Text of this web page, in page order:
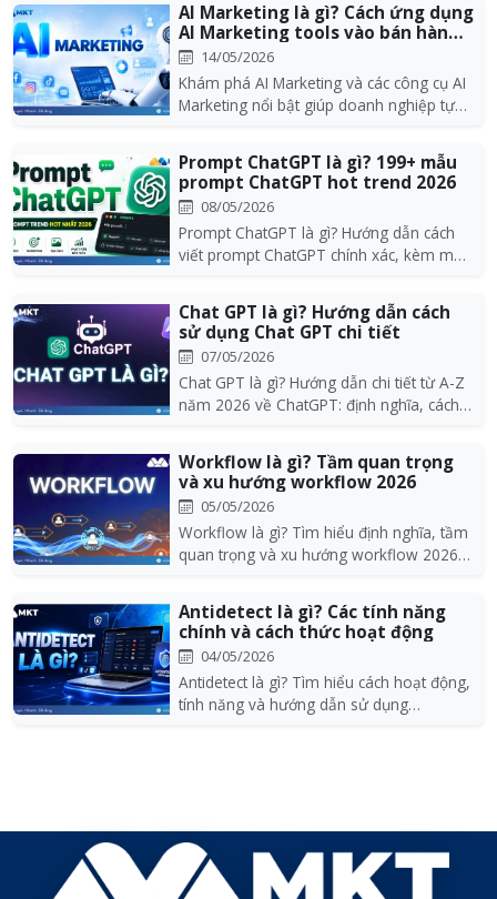
AI Marketing là gì? Cách ứng dụng
AI Marketing tools vào bán hàng
onli...14/05/2026
Khám phá AI Marketing và các công cụ AI
Marketing nổi bật giúp doanh nghiệp tự
Prompt ChatGPT là gì? 199+ mẫu
prompt ChatGPT hot trend 2026
08/05/2026
Prompt ChatGPT là gì? Hướng dẫn cách
viết prompt ChatGPT chính xác, kèm mẫu
Chat GPT là gì? Hướng dẫn cách
sử dụng Chat GPT chi tiết
07/05/2026
Chat GPT là gì? Hướng dẫn chi tiết từ A-Z
năm 2026 về ChatGPT: định nghĩa, cách
Workflow là gì? Tầm quan trọng
và xu hướng workflow 2026
05/05/2026
Workflow là gì? Tìm hiểu định nghĩa, tầm
quan trọng và xu hướng workflow 2026
Antidetect là gì? Các tính năng
chính và cách thức hoạt động
04/05/2026
Antidetect là gì? Tìm hiểu cách hoạt động,
tính năng và hướng dẫn sử dụng